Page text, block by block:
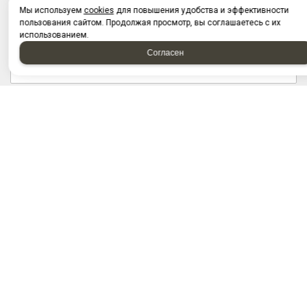
Мы используем cookies для повышения удобства и эффективности
пользования сайтом. Продолжая просмотр, вы соглашаетесь с их
использованием.
Согласен